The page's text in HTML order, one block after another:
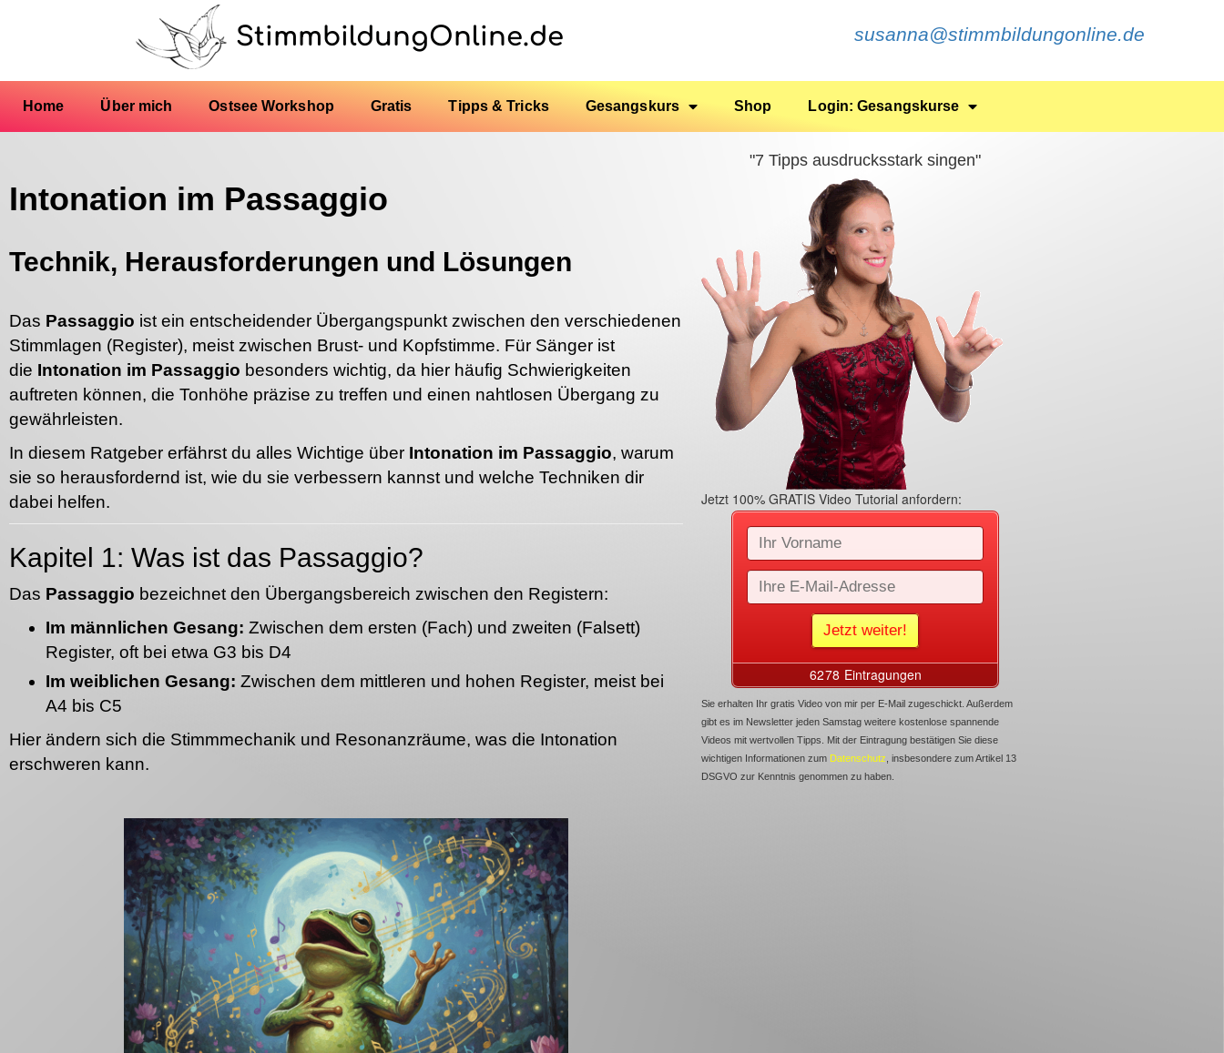
StimmbildungOnline.de susanna@stimmbildungonline.de
Home Über mich Ostsee Workshop Gratis Tipps & Tricks Gesangskurs Shop Login: Gesangskurse
Intonation im Passaggio
Technik, Herausforderungen und Lösungen
Das Passaggio ist ein entscheidender Übergangspunkt zwischen den verschiedenen
Stimmlagen (Register), meist zwischen Brust- und Kopfstimme. Für Sänger ist
die Intonation im Passaggio besonders wichtig, da hier häufig Schwierigkeiten
auftreten können, die Tonhöhe präzise zu treffen und einen nahtlosen Übergang zu
gewährleisten.
In diesem Ratgeber erfährst du alles Wichtige über Intonation im Passaggio, warum
sie so herausfordernd ist, wie du sie verbessern kannst und welche Techniken dir
dabei helfen.
Kapitel 1: Was ist das Passaggio?
Das Passaggio bezeichnet den Übergangsbereich zwischen den Registern:
Im männlichen Gesang: Zwischen dem ersten (Fach) und zweiten (Falsett)
Register, oft bei etwa G3 bis D4
Im weiblichen Gesang: Zwischen dem mittleren und hohen Register, meist bei
A4 bis C5
Hier ändern sich die Stimmmechanik und Resonanzräume, was die Intonation
erschweren kann.
"7 Tipps ausdrucksstark singen"
Jetzt 100% GRATIS Video Tutorial anfordern:
Sie erhalten Ihr gratis Video von mir per E-Mail zugeschickt. Außerdem
gibt es im Newsletter jeden Samstag weitere kostenlose spannende
Videos mit wertvollen Tipps. Mit der Eintragung bestätigen Sie diese
wichtigen Informationen zum Datenschutz , insbesondere zum Artikel 13
DSGVO zur Kenntnis genommen zu haben.